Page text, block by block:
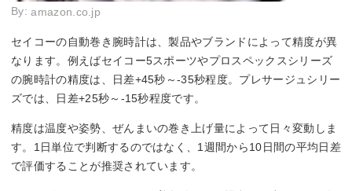
By:amazon.co.jp
セイコーの自動巻き腕時計は、製品やブランドによって精度が異
なります。例えばセイコー5スポーツやプロスペックスシリーズ
の腕時計の精度は、日差+45秒～-35秒程度。プレサージュシリー
ズでは、日差+25秒～-15秒程度です。
精度は温度や姿勢、ぜんまいの巻き上げ量によって日々変動しま
す。1日単位で判断するのではなく、1週間から10日間の平均日差
で評価することが推奨されています。